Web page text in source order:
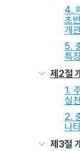
4.
초
개
5.
특징
제2절
1.
실천
2.
나
제3절
지속적으로 수정
강증산과 태모
이 경전은 교단
신앙적 해석
종합적으로 정
증산의 주요 종
11편으로 구성되
태모 고수부에